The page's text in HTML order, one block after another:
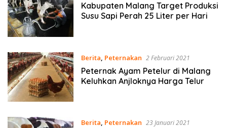
Kabupaten Malang Target Produksi
Susu Sapi Perah 25 Liter per Hari
Berita, Peternakan 2 Februari 2021
Peternak Ayam Petelur di Malang
Keluhkan Anjloknya Harga Telur
Berita, Peternakan 23 Januari 2021